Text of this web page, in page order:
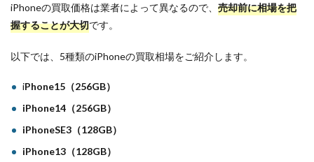
iPhoneの買取価格は業者によって異なるので、 売却前に相場を把
握することが大切です。
以下では、5種類のiPhoneの買取相場をご紹介します。
iPhone15（256GB）
iPhone14（256GB）
iPhoneSE3（128GB）
iPhone13（128GB）